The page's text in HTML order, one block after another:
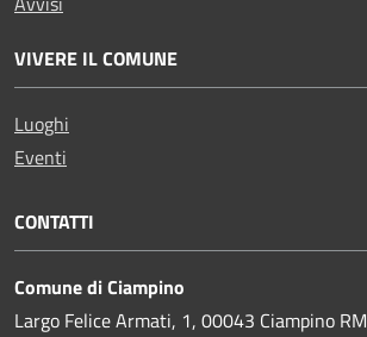
VIVERE IL COMUNE
Luoghi
Eventi
CONTATTI
Comune di Ciampino
Largo Felice Armati, 1, 00043 Ciampino RM